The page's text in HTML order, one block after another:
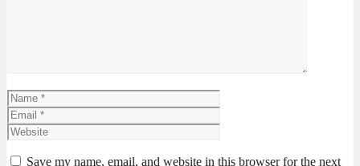
Name
Save my name, email, and website in this browser for the next